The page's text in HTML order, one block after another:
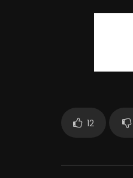
12